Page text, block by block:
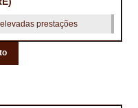
prestações